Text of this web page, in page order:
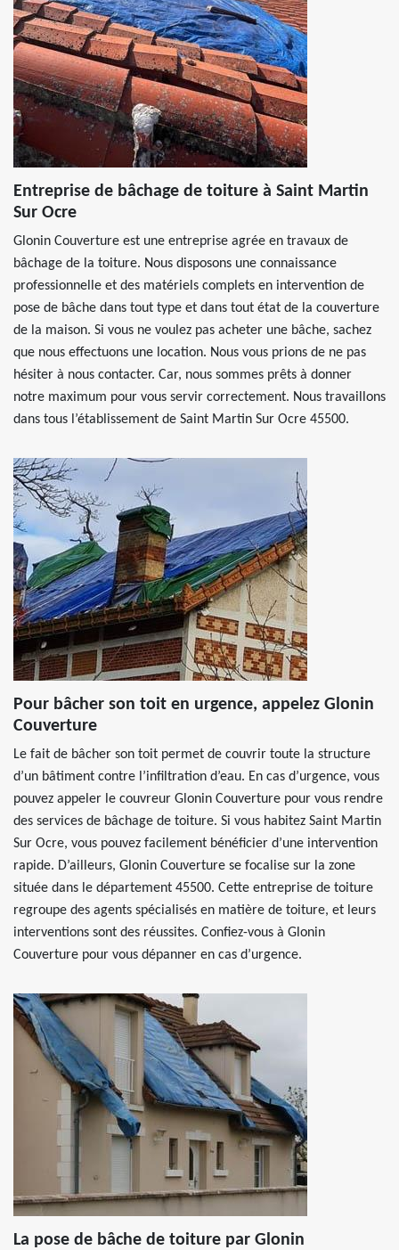
Entreprise de bâchage de toiture à Saint Martin
Sur Ocre
Glonin Couverture est une entreprise agrée en travaux de
bâchage de la toiture. Nous disposons une connaissance
professionnelle et des matériels complets en intervention de
pose de bâche dans tout type et dans tout état de la couverture
de la maison. Si vous ne voulez pas acheter une bâche, sachez
que nous effectuons une location. Nous vous prions de ne pas
hésiter à nous contacter. Car, nous sommes prêts à donner
notre maximum pour vous servir correctement. Nous travaillons
dans tous l’établissement de Saint Martin Sur Ocre 45500.
Pour bâcher son toit en urgence, appelez Glonin
Couverture
Le fait de bâcher son toit permet de couvrir toute la structure
d’un bâtiment contre l’infiltration d’eau. En cas d’urgence, vous
pouvez appeler le couvreur Glonin Couverture pour vous rendre
des services de bâchage de toiture. Si vous habitez Saint Martin
Sur Ocre, vous pouvez facilement bénéficier d’une intervention
rapide. D’ailleurs, Glonin Couverture se focalise sur la zone
située dans le département 45500. Cette entreprise de toiture
regroupe des agents spécialisés en matière de toiture, et leurs
interventions sont des réussites. Confiez-vous à Glonin
Couverture pour vous dépanner en cas d’urgence.
La pose de bâche de toiture par Glonin